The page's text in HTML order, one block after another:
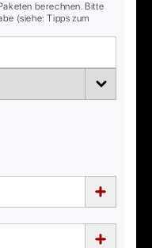
berechnen. Bitte
(siehe: Tipps zum